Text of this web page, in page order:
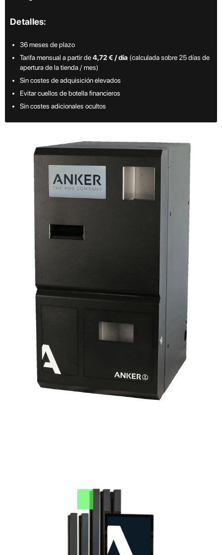
Detalles:
36 meses de plazo
Tarifa mensual a partir de4,72 € / día (calculada sobre 25 días de
apertura de la tienda / mes)
Sin costes de adquisición elevados
Evitar cuellos de botella financieros
Sin costes adicionales ocultos